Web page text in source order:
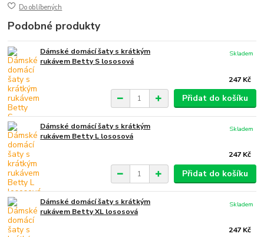
Do oblíbených
Podobné produkty
Dámské domácí šaty s krátkým
rukávem Betty S lososová
247 Kč
Skladem
Přidat do košíku
Dámské domácí šaty s krátkým
rukávem Betty L lososová
247 Kč
Skladem
Přidat do košíku
Dámské domácí šaty s krátkým
rukávem Betty XL lososová
247 Kč
Skladem